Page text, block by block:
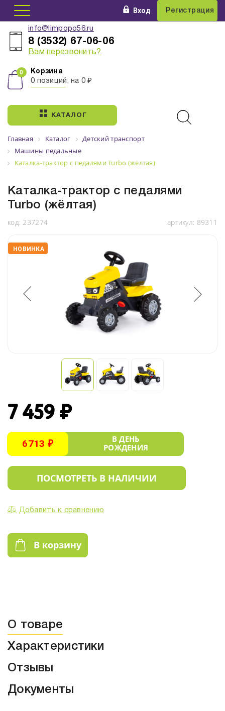
Вход Регистрация
info@limpopo56.ru
8 (3532) 67-06-06
Вам перезвонить?
Корзина
0 позиций, на 0 ₽
КАТАЛОГ
Главная Каталог
Детский транспорт
Машины педальные
Каталка-трактор с педалями Turbo (жёлтая)
Каталка-трактор с педалями
Turbo (жёлтая)
код: 237274 артикул: 89311
НОВИНКА
7 459 ₽
6713 ₽
В ДЕНЬ
РОЖДЕНИЯ
ПОСМОТРЕТЬ В НАЛИЧИИ
Добавить к сравнению
В корзину
О товаре
Характеристики
Отзывы
Документы